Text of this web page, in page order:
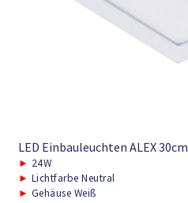
LED Einbauleuchten ALEX 30cm
► 24W
► Lichtfarbe Neutral
► Gehäuse Weiß